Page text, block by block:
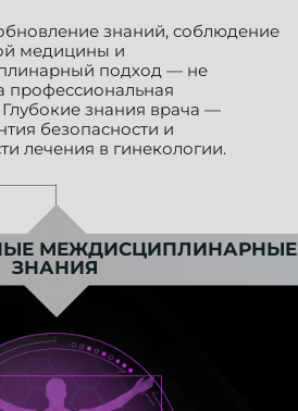
знаний, соблюдение
медицины и
подход — не
профессиональная
Глубокие знания врача —
безопасности и
лечения в гинекологии.
МЕЖДИСЦИПЛИНАРНЫЕ
ЗНАНИЯ